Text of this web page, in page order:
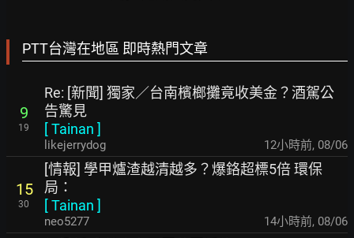
PTT台灣在地區 即時熱門文章
9
19
Re: [新聞] 獨家／台南檳榔攤竟收美金？酒駕公
告驚見
[Tainan ]
likejerrydog 12小時前, 08/06
15
30
[情報] 學甲爐渣越清越多？爆鉻超標5倍 環保
局：
[Tainan ]
neo5277 14小時前, 08/06